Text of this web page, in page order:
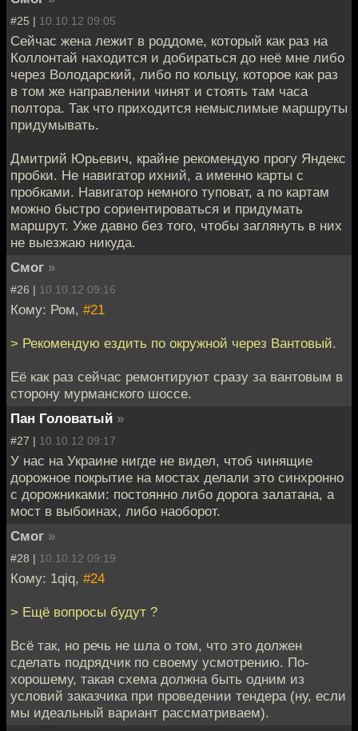
#25 | 10.10.12 09:05
Сейчас жена лежит в роддоме, который как раз на
Коллонтай находится и добираться до неё мне либо
через Володарский, либо по кольцу, которое как раз
в том же направлении чинят и стоять там часа
полтора. Так что приходится немыслимые маршруты
придумывать.
Дмитрий Юрьевич, крайне рекомендую прогу Яндекс
пробки. Не навигатор ихний, а именно карты с
пробками. Навигатор немного туповат, а по картам
можно быстро сориентироваться и придумать
маршрут. Уже давно без того, чтобы заглянуть в них
не выезжаю никуда.
Смог »
#26 | 10.10.12 09:16
Кому: Ром, #21
> Рекомендую ездить по окружной через Вантовый.
Её как раз сейчас ремонтируют сразу за вантовым в
сторону мурманского шоссе.
Пан Головатый »
#27 | 10.10.12 09:17
У нас на Украине нигде не видел, чтоб чинящие
дорожное покрытие на мостах делали это синхронно
с дорожниками: постоянно либо дорога залатана, а
мост в выбоинах, либо наоборот.
Смог »
#28 | 10.10.12 09:19
Кому: 1qiq, #24
> Ещё вопросы будут ?
Всё так, но речь не шла о том, что это должен
сделать подрядчик по своему усмотрению. По-
хорошему, такая схема должна быть одним из
условий заказчика при проведении тендера (ну, если
мы идеальный вариант рассматриваем).